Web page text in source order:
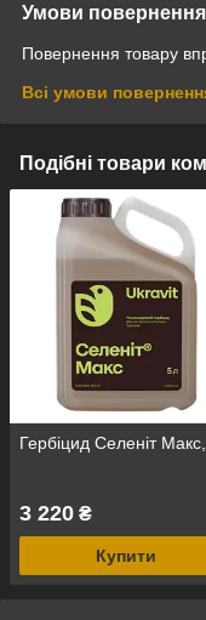
Умови повернення
Повернення товару
Всі умови
Подібні товари
Гербіцид Селеніт
3 220 ₴
Купити